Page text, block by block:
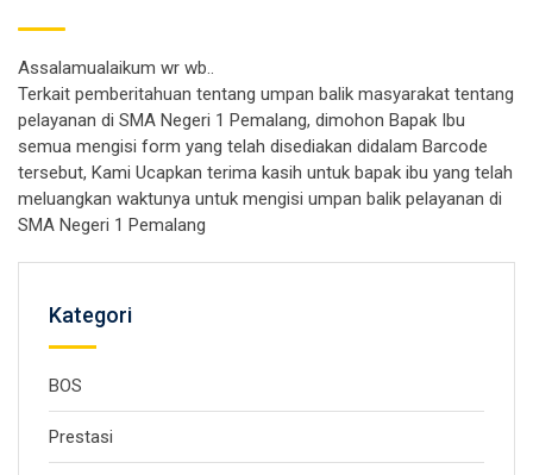
Assalamualaikum wr wb..
Terkait pemberitahuan tentang umpan balik masyarakat tentang
pelayanan di SMA Negeri 1 Pemalang, dimohon Bapak Ibu
semua mengisi form yang telah disediakan didalam Barcode
tersebut, Kami Ucapkan terima kasih untuk bapak ibu yang telah
meluangkan waktunya untuk mengisi umpan balik pelayanan di
SMA Negeri 1 Pemalang
Kategori
BOS
Prestasi